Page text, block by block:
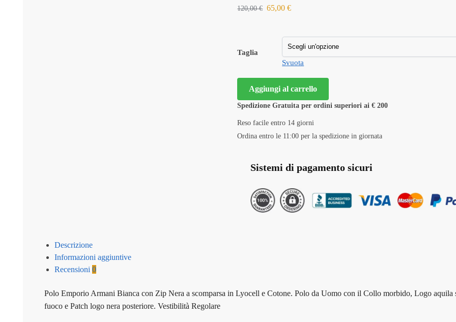
120,00€ 65,00€
Taglia
Svuota
Aggiungi al carrello
Spedizione Gratuita per ordini superiori ai € 200
Reso facile entro 14 giorni
Ordina entro le 11:00 per la spedizione in giornata
Sistemi di pagamento sicuri
Descrizione
Informazioni aggiuntive
Recensioni 0
Polo Emporio Armani Bianca con Zip Nera a scomparsa in Lyocell e Cotone. Polo da Uomo con il Collo morbido, Logo aquila
fuoco e Patch logo nera posteriore. Vestibilità Regolare